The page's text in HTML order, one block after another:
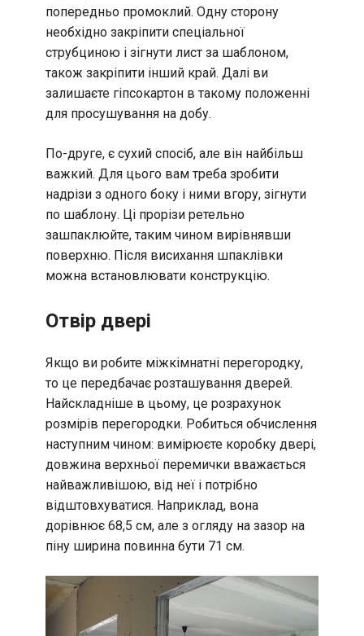
попередньо промоклий. Одну сторону
необхідно закріпити спеціальної
струбциною і зігнути лист за шаблоном,
також закріпити інший край. Далі ви
залишаєте гіпсокартон в такому положенні
для просушування на добу.
По-друге, є сухий спосіб, але він найбільш
важкий. Для цього вам треба зробити
надрізи з одного боку і ними вгору, зігнути
по шаблону. Ці прорізи ретельно
зашпаклюйте, таким чином вирівнявши
поверхню. Після висихання шпаклівки
можна встановлювати конструкцію.
Отвір двері
Якщо ви робите міжкімнатні перегородку,
то це передбачає розташування дверей.
Найскладніше в цьому, це розрахунок
розмірів перегородки. Робиться обчислення
наступним чином: вимірюєте коробку двері,
довжина верхньої перемички вважається
найважливішою, від неї і потрібно
відштовхуватися. Наприклад, вона
дорівнює 68,5 см, але з огляду на зазор на
піну ширина повинна бути 71 см.